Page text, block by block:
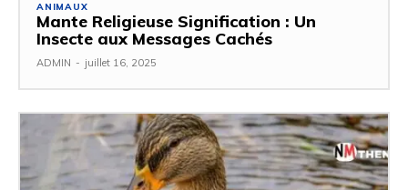
ANIMAUX
Mante Religieuse Signification : Un
Insecte aux Messages Cachés
ADMIN - juillet 16, 2025